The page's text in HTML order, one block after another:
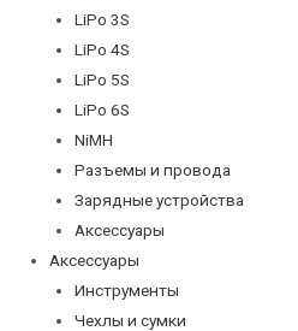
LiPo 3S
LiPo 4S
LiPo 5S
LiPo 6S
NiMH
Разъемы и провода
Зарядные устройства
Аксессуары
Аксессуары
Инструменты
Чехлы и сумки